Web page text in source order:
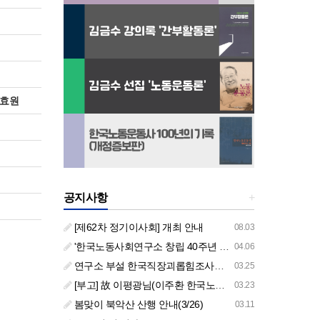
원
+
공지사항
08.03
[제62차 정기이사회] 개최 안내
04.06
'한국노동사회연구소 창립 40주년 기념 행사 안내'
03.25
연구소 부설 한국직장괴롭힘조사센터 '2026년도 주요 사업 안내' (교육/컨설팅)
03.23
[부고] 故 이평광님(이주환 한국노동사회연구소 부소장 부친상)
03.11
봄맞이 북악산 산행 안내(3/26)